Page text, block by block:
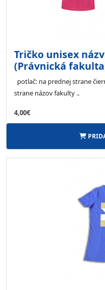
Tričko unisex
(Právnická
potlač: na prednej strane
strane názov fakulty ..
4,00€